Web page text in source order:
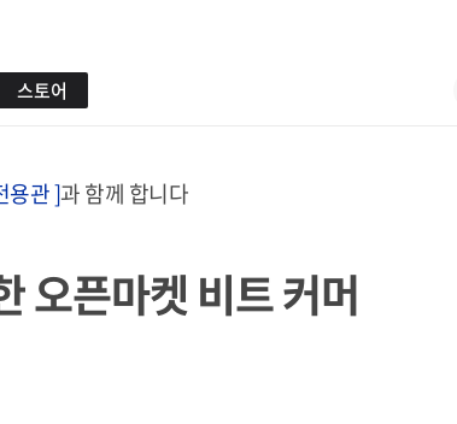
스토어
용관 ]과 함께 합니다
오픈마켓 비트 커머